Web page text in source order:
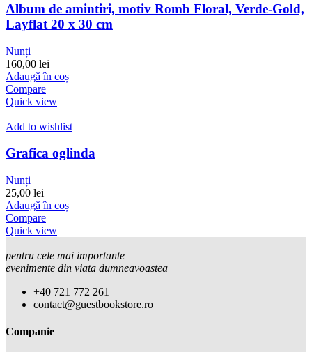
Album de amintiri, motiv Romb Floral, Verde-Gold,
Layflat 20 x 30 cm
Nunți
160,00 lei
Adaugă în coș
Compare
Quick view
Add to wishlist
Grafica oglinda
Nunți
25,00 lei
Adaugă în coș
Compare
Quick view
pentru cele mai importante
evenimente din viata dumneavoastea
+40 721 772 261
contact@guestbookstore.ro
Companie